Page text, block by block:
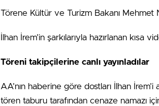
Törene Kültür ve Turizm Bakanı
İlhan İrem’in şarkılarıyla hazırlanan
Töreni takipçilerine canlı yayınladılar
AA’nın haberine göre dostları İlhan İrem’i
tören taburu tarafından cenaze namazı